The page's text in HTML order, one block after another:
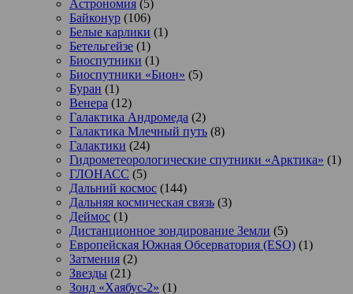
Астрономия (5)
Байконур (106)
Белые карлики (1)
Бетельгейзе (1)
Биоспутники (1)
Биоспутники «Бион» (5)
Буран (1)
Венера (12)
Галактика Андромеда (2)
Галактика Млечный путь (8)
Галактики (24)
Гидрометеорологические спутники «Арктика» (1)
ГЛОНАСС (5)
Дальний космос (144)
Дальняя космическая связь (3)
Деймос (1)
Дистанционное зондирование Земли (5)
Европейская Южная Обсерватория (ESO) (1)
Затмения (2)
Звезды (21)
Зонд «Хаябус-2» (1)